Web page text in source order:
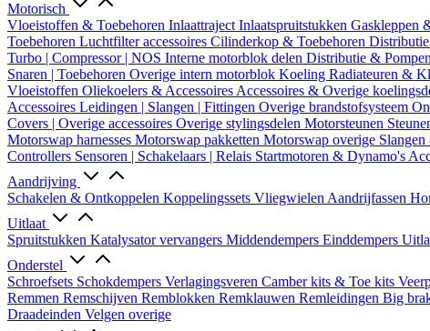
Motorisch
Vloeistoffen & Toebehoren Inlaattraject Inlaatspruitstukken Gaskleppen
Toebehoren Luchtfilter accessoires Cilinderkop & Toebehoren Distributie
Turbo | Compressor | NOS Interne motorblok delen Distributie & Pompen
Snaren | Toebehoren Overige intern motorblok Koeling Radiateuren &
Vloeistoffen Oliekoelers & Accessoires Accessoires & Overige
Accessoires Leidingen | Slangen | Fittingen Overige brandstofsysteem
Covers | Overige accessoires Overige stylingsdelen Motorsteunen
Motorswap harnesses Motorswap pakketten Motorswap overige
Controllers Sensoren | Schakelaars | Relais Startmotoren & Dynamo's
Aandrijving
Schakelen & Ontkoppelen Koppelingssets Vliegwielen Aandrijfassen
Uitlaat
Spruitstukken Katalysator vervangers Middendempers Einddempers
Onderstel
Schroefsets Schokdempers Verlagingsveren Camber kits & Toe kits
Remmen Remschijven Remblokken Remklauwen Remleidingen Big
Draadeinden Velgen overige